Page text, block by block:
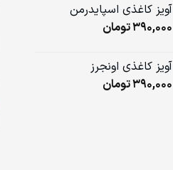
آویز کاغذی اسپایدرمن
390,000تومان
آویز کاغذی اونجرز
390,000تومان